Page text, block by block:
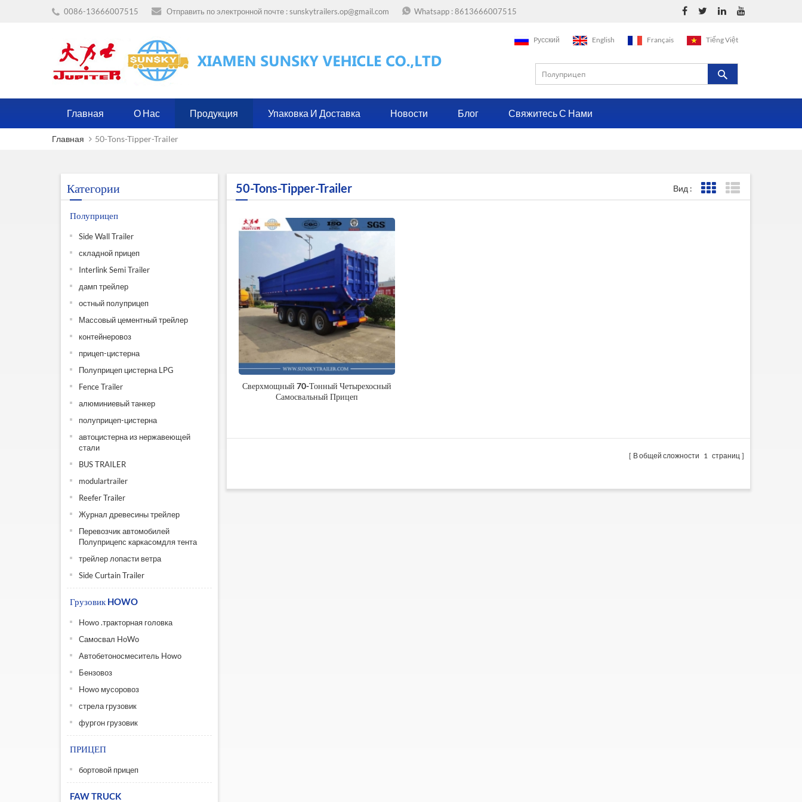
0086-13666007515 Отправить по электронной почте :sunskytrailers.op@gmail.com Whatsapp :8613666007515
Pусский English Français Tiếng Việt
Главная О Нас Продукция Упаковка И Доставка Новости Блог Свяжитесь С Нами
Главная 50-Tons-Tipper-Trailer
Категории
Полуприцеп
Side Wall Trailer
складной прицеп
Interlink Semi Trailer
дамп трейлер
остный полуприцеп
Массовый цементный трейлер
контейнеровоз
прицеп-цистерна
Полуприцеп цистерна LPG
Fence Trailer
алюминиевый танкер
полуприцеп-цистерна
автоцистерна из нержавеющей
стали
BUS TRAILER
modulartrailer
Reefer Trailer
Журнал древесины трейлер
Перевозчик автомобилей
Полуприцепс каркасомдля тента
трейлер лопасти ветра
Side Curtain Trailer
Грузовик HOWO
Howo .тракторная головка
Самосвал HoWo
Автобетоносмеситель Howo
Бензовоз
Howo мусоровоз
стрела грузовик
фургон грузовик
ПРИЦЕП
бортовой прицеп
FAW TRUCK
50-Tons-Tipper-Trailer Вид : Представление сетки
Сверхмощный 70-Тонный Четырехосный
Самосвальный Прицеп
В общей сложности 1 страниц